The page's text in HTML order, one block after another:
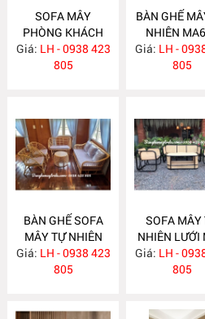
SOFA MÂY
PHÒNG KHÁCH
MA665
Giá: LH - 0938 423
805
BÀN GHẾ
NHIÊN
Giá: LH -
805
BÀN GHẾ SOFA
MÂY TỰ NHIÊN
MA657
Giá: LH - 0938 423
805
SOFA MÂY
NHIÊN LƯỚI
CÁO
Giá: LH -
805